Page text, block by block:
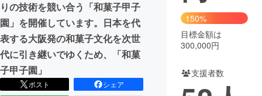
CAMPFIRE for Social Good
CAMPFIRE Creation
CAMPFIREふるさと納税machi-ya コミュニティ
りの技術を競い合う「和菓子甲子
園」を開催しています。日本を代
表する大阪発の和菓子文化を次世
代に引き継いでゆくため、「和菓
子甲子園」
ポスト
シェア
150%
目標金額は
300,000円
支援者数